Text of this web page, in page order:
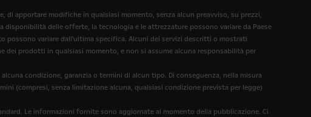
apportare modifiche in qualsiasi momento, senza alcun preavviso, su prezzi,
delle offerte, la tecnologia e le attrezzature possono variare da Paese
possono variare dall'ultima specifica. Alcuni dei servizi descritti o mostrati
prodotti in qualsiasi momento, e non si assume alcuna responsabilità per
condizione, garanzia o termini di alcun tipo. Di conseguenza, nella misura
(compresi, senza limitazione alcuna, qualsiasi condizione prevista per legge)
Le informazioni fornite sono aggiornate al momento della pubblicazione. Ci